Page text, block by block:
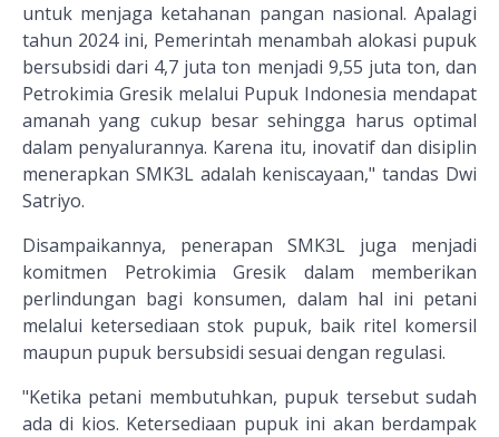
untuk menjaga ketahanan pangan nasional. Apalagi
tahun 2024 ini, Pemerintah menambah alokasi pupuk
bersubsidi dari 4,7 juta ton menjadi 9,55 juta ton, dan
Petrokimia Gresik melalui Pupuk Indonesia mendapat
amanah yang cukup besar sehingga harus optimal
dalam penyalurannya. Karena itu, inovatif dan disiplin
menerapkan SMK3L adalah keniscayaan," tandas Dwi
Satriyo.
Disampaikannya, penerapan SMK3L juga menjadi
komitmen Petrokimia Gresik dalam memberikan
perlindungan bagi konsumen, dalam hal ini petani
melalui ketersediaan stok pupuk, baik ritel komersil
maupun pupuk bersubsidi sesuai dengan regulasi.
"Ketika petani membutuhkan, pupuk tersebut sudah
ada di kios. Ketersediaan pupuk ini akan berdampak